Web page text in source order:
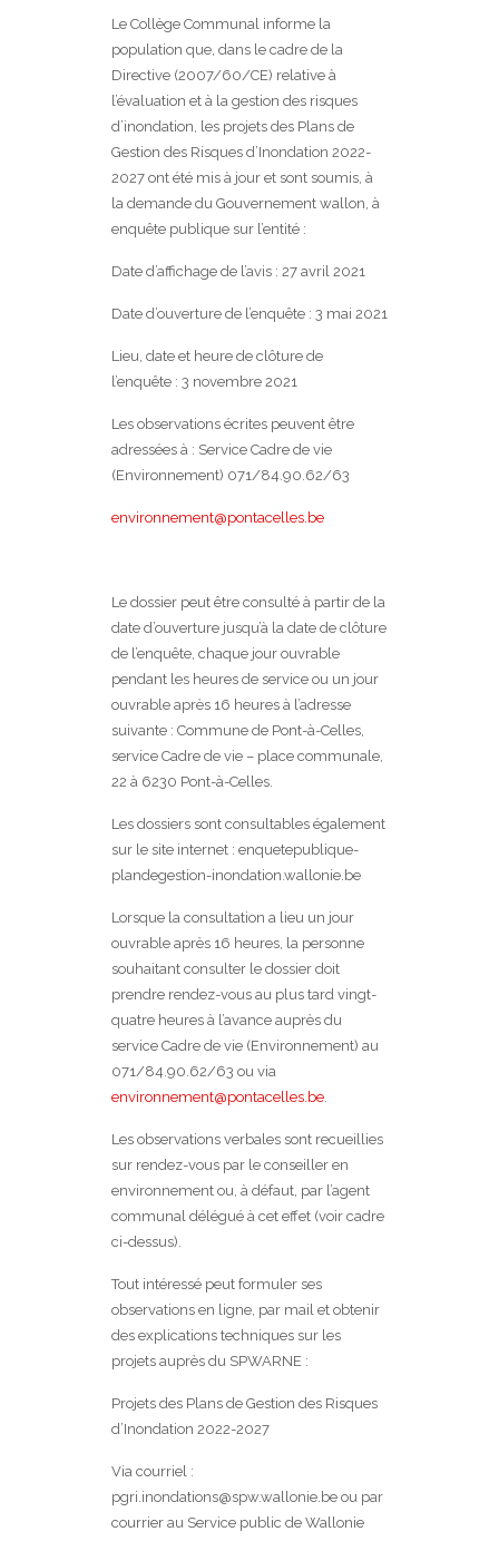
Le Collège Communal informe la
population que, dans le cadre de la
Directive (2007/60/CE) relative à
l’évaluation et à la gestion des risques
d’inondation, les projets des Plans de
Gestion des Risques d’Inondation 2022-
2027 ont été mis à jour et sont soumis, à
la demande du Gouvernement wallon, à
enquête publique sur l’entité :
Date d’affichage de l’avis : 27 avril 2021
Date d’ouverture de l’enquête : 3 mai 2021
Lieu, date et heure de clôture de
l’enquête : 3 novembre 2021
Les observations écrites peuvent être
adressées à : Service Cadre de vie
(Environnement) 071/84.90.62/63
environnement@pontacelles.be
Le dossier peut être consulté à partir de la
date d’ouverture jusqu’à la date de clôture
de l’enquête, chaque jour ouvrable
pendant les heures de service ou un jour
ouvrable après 16 heures à l’adresse
suivante : Commune de Pont-à-Celles,
service Cadre de vie – place communale,
22 à 6230 Pont-à-Celles.
Les dossiers sont consultables également
sur le site internet : enquetepublique-
plandegestion-inondation.wallonie.be
Lorsque la consultation a lieu un jour
ouvrable après 16 heures, la personne
souhaitant consulter le dossier doit
prendre rendez-vous au plus tard vingt-
quatre heures à l’avance auprès du
service Cadre de vie (Environnement) au
071/84.90.62/63 ou via
environnement@pontacelles.be.
Les observations verbales sont recueillies
sur rendez-vous par le conseiller en
environnement ou, à défaut, par l’agent
communal délégué à cet effet (voir cadre
ci-dessus).
Tout intéressé peut formuler ses
observations en ligne, par mail et obtenir
des explications techniques sur les
projets auprès du SPWARNE :
Projets des Plans de Gestion des Risques
d’Inondation 2022-2027
Via courriel :
pgri.inondations@spw.wallonie.be ou par
courrier au Service public de Wallonie